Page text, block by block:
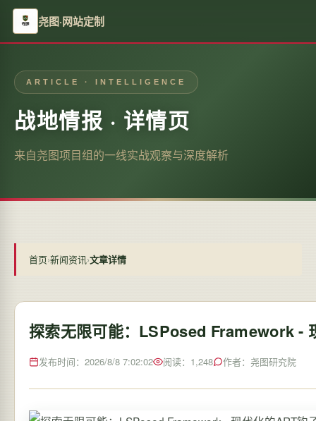
尧图·网站定制
ARTICLE · INTELLIGENCE
战地情报 · 详情页
来自尧图项目组的一线实战观察与深度解析
首页›新闻资讯›文章详情
探索无限可能：LSPosed Framework -
发布时间：2026/8/8 7:02:02 阅读：1,248 作者：尧图研究院